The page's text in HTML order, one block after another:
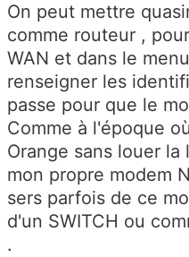
On peut mettre
comme routeur ,
WAN et dans le
renseigner les
passe pour que le
Comme à l'époque
Orange sans louer
mon propre modem
sers parfois de ce
d'un SWITCH ou
.